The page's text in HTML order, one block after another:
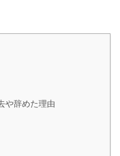
や辞めた理由